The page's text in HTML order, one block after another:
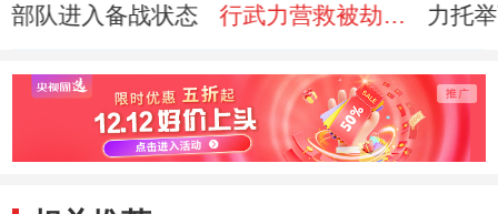
部队进入备战状态
行武力营救被劫商
力托